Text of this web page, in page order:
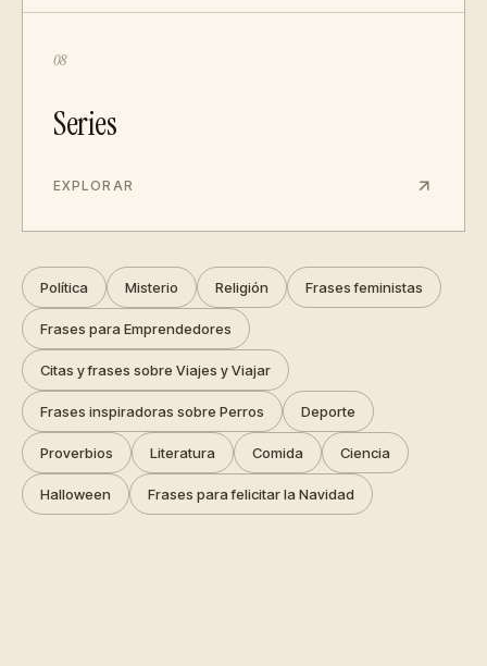
08
Series
EXPLORAR
Política Misterio Religión Frases feministas
Frases para Emprendedores
Citas y frases sobre Viajes y Viajar
Frases inspiradoras sobre Perros Deporte
Proverbios Literatura Comida Ciencia
Halloween Frases para felicitar la Navidad